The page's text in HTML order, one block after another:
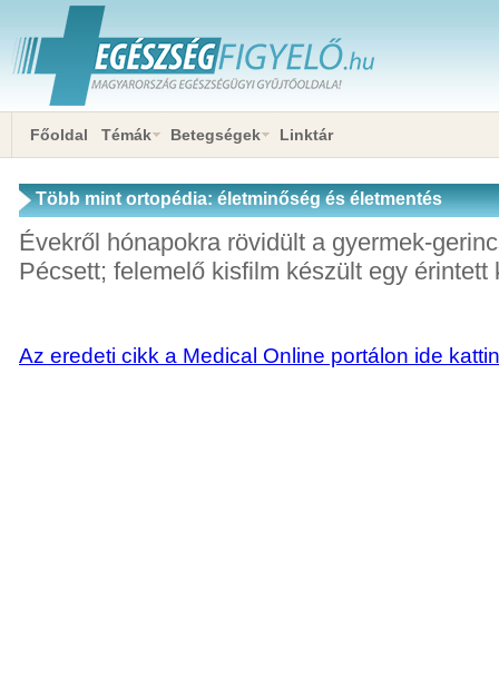
Főoldal Témák Betegségek Linktár
Több mint ortopédia: életminőség és életmentés
Évekről hónapokra rövidült a gyermek-
Pécsett; felemelő kisfilm készült egy érintett
Az eredeti cikk a Medical Online portálon ide